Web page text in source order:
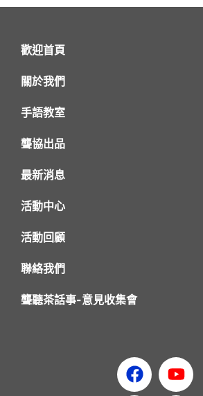
歡迎首頁
關於我們
手語教室
聾協出品
最新消息
活動中心
活動回顧
聯絡我們
聾聽茶話事-意見收集會